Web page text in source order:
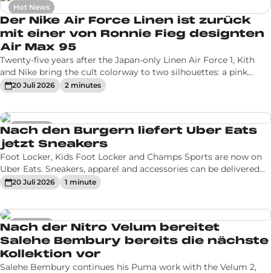
Hot News
Der Nike Air Force Linen ist zurück
mit einer von Ronnie Fieg designten
Air Max 95
Twenty-five years after the Japan-only Linen Air Force 1, Kith
and Nike bring the cult colorway to two silhouettes: a pink
nubuck Un-Linen Air Force 1 and a tan-and-pink Air Max 95, in
full family sizing.
20 Juli 2026 2 minutes
Hot News
Nach den Burgern liefert Uber Eats
jetzt Sneakers
Foot Locker, Kids Foot Locker and Champs Sports are now on
Uber Eats. Sneakers, apparel and accessories can be delivered
on demand from 1,000+ stores across the US, following the
brands' DoorDash launch.
20 Juli 2026 1 minute
Hot News
Nach der Nitro Velum bereitet
Salehe Bembury bereits die nächste
Kollektion vor
Salehe Bembury continues his Puma work with the Velum 2,